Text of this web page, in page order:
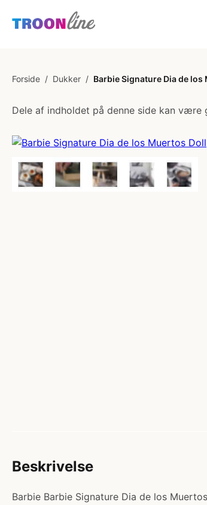
Forside / Dukker / Barbie Signature Dia de los
Dele af indholdet på denne side kan
Beskrivelse
Barbie Barbie Signature Dia de los